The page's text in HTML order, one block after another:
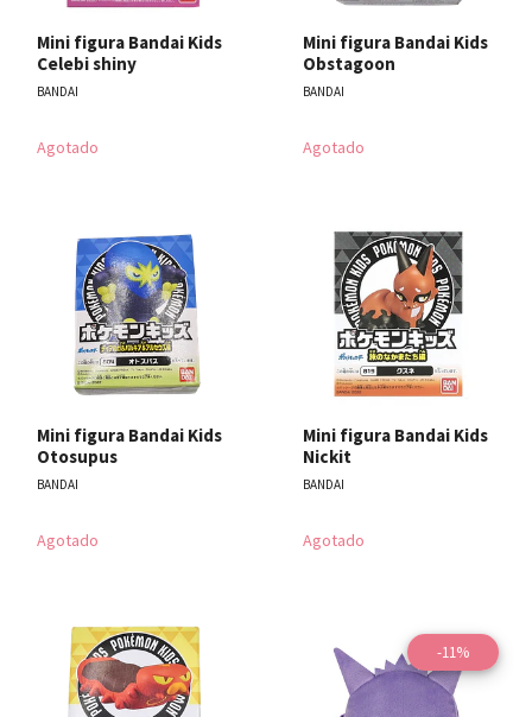
Mini figura Bandai Kids
Celebi shiny
BANDAI
Agotado
Mini figura Bandai Kids
Obstagoon
BANDAI
Agotado
Mini figura Bandai Kids
Otosupus
BANDAI
Agotado
Mini figura Bandai Kids
Nickit
BANDAI
Agotado
-11%